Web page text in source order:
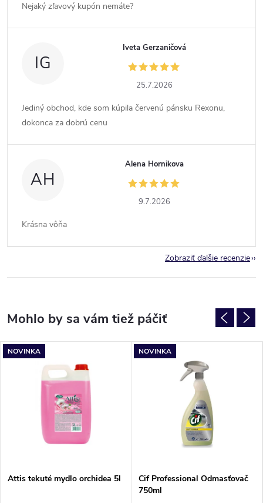
NOVINKA
Attis tekuté mydlo orchidea 5l
NOVINKA
Cif Professional Odmasťovač
750ml
Nejaký zľavový kupón nemáte?
IG
Iveta Gerzaničová
25.7.2026
Jediný obchod, kde som kúpila červenú pánsku Rexonu,
dokonca za dobrú cenu
AH
Alena Hornikova
9.7.2026
Krásna vôňa
Zobraziť ďalšie recenzie